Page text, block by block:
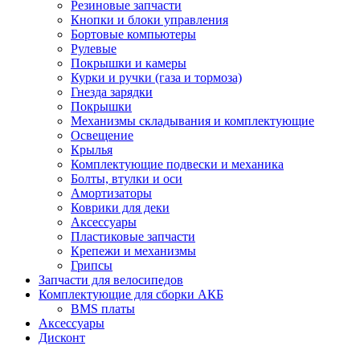
Резиновые запчасти
Кнопки и блоки управления
Бортовые компьютеры
Рулевые
Покрышки и камеры
Курки и ручки (газа и тормоза)
Гнезда зарядки
Покрышки
Механизмы складывания и комплектующие
Освещение
Крылья
Комплектующие подвески и механика
Болты, втулки и оси
Амортизаторы
Коврики для деки
Аксессуары
Пластиковые запчасти
Крепежи и механизмы
Грипсы
Запчасти для велосипедов
Комплектующие для сборки АКБ
BMS платы
Аксессуары
Дисконт